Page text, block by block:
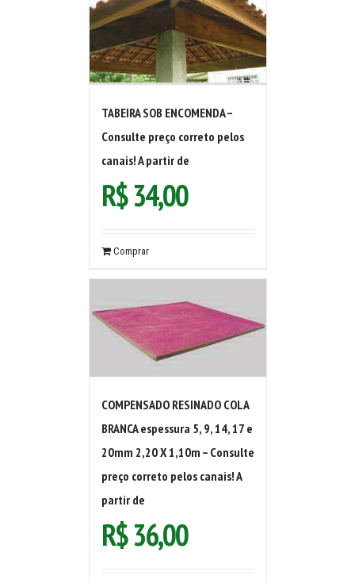
TABEIRA SOB ENCOMENDA –
Consulte preço correto pelos
canais! A partir de
R$34,00
Comprar
COMPENSADO RESINADO COLA
BRANCA espessura 5, 9, 14, 17 e
20mm 2,20 X 1,10m – Consulte
preço correto pelos canais! A
partir de
R$36,00